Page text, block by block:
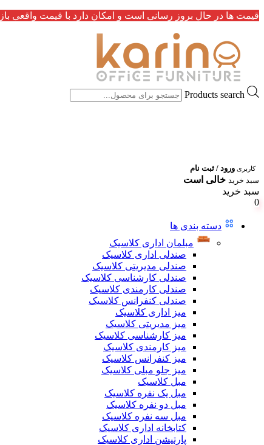
قیمت ها در حال بروز رسانی است و امکان دارد با قیمت واقعی
Products search
کاربری ورود / ثبت نام
سبد خرید خالی است
سبد خرید
0
دسته بندی ها
مبلمان اداری کلاسیک
صندلی اداری کلاسیک
صندلی مدیریتی کلاسیک
صندلی کارشناسی کلاسیک
صندلی کارمندی کلاسیک
صندلی کنفرانس کلاسیک
میز اداری کلاسیک
میز مدیریتی کلاسیک
میز کارشناسی کلاسیک
میز کارمندی کلاسیک
میز کنفرانس کلاسیک
میز جلو مبلی کلاسیک
مبل کلاسیک
مبل یک نفره کلاسیک
مبل دو نفره کلاسیک
مبل سه نفره کلاسیک
کتابخانه اداری کلاسیک
پارتیشن اداری کلاسیک